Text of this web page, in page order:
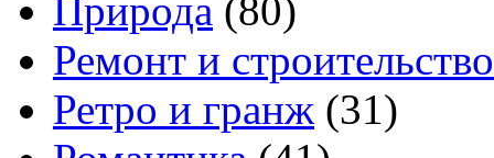
Природа (80)
Ремонт и строительство
Ретро и гранж (31)